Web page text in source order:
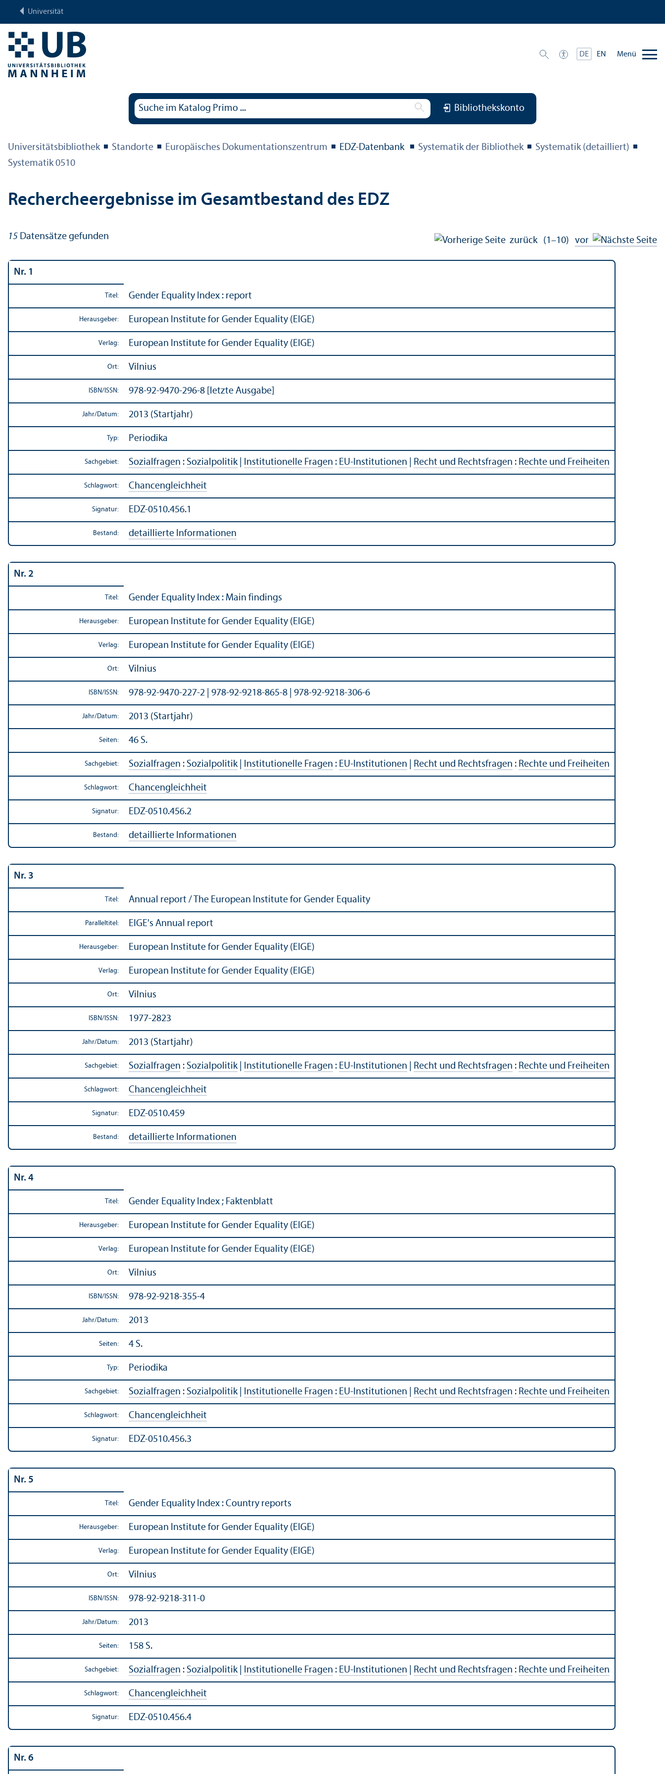
Universität
DE EN Menü
Bibliothekskonto
Universitäts­bibliothek Standorte Europäisches Dokumentations­zentrum EDZ-Datenbank Systematik der Bibliothek
Systematik (detailliert)
Systematik 0510
Rechercheergebnisse im Gesamtbestand des EDZ
15 Datensätze gefunden zurück (1–10) vor
Nr. 1
Titel: Gender Equality Index : report
Herausgeber: European Institute for Gender Equality (EIGE)
Verlag: European Institute for Gender Equality (EIGE)
Ort: Vilnius
ISBN/ ISSN: 978-92-9470-296-8 [letzte Ausgabe]
Jahr/Datum: 2013 (Startjahr)
Typ: Periodika
Sachgebiet: Sozialfragen : Sozialpolitik| Institutionelle Fragen : EU-Institutionen Recht und Rechts­fragen : Rechte und Freiheiten
Schlagwort: Chancen­gleich­heit
Signatur: EDZ-0510.456.1
Bestand: detaillierte Informationen
Nr. 2
Titel: Gender Equality Index : Main findings
Herausgeber: European Institute for Gender Equality (EIGE)
Verlag: European Institute for Gender Equality (EIGE)
Ort: Vilnius
ISBN/ ISSN: 978-92-9470-227-2 | 978-92-9218-865-8 | 978-92-9218-306-6
Jahr/Datum: 2013 (Startjahr)
Seiten: 46 S.
Sachgebiet: Sozialfragen : Sozialpolitik| Institutionelle Fragen : EU-Institutionen Recht und Rechts­fragen : Rechte und Freiheiten
Schlagwort: Chancen­gleich­heit
Signatur: EDZ-0510.456.2
Bestand: detaillierte Informationen
Nr. 3
Titel: Annual report / The European Institute for Gender Equality
Paralleltitel: EIGE's Annual report
Herausgeber: European Institute for Gender Equality (EIGE)
Verlag: European Institute for Gender Equality (EIGE)
Ort: Vilnius
ISBN/ ISSN: 1977-2823
Jahr/Datum: 2013 (Startjahr)
Sachgebiet: Sozialfragen : Sozialpolitik| Institutionelle Fragen : EU-Institutionen Recht und Rechts­fragen : Rechte und Freiheiten
Schlagwort: Chancen­gleich­heit
Signatur: EDZ-0510.459
Bestand: detaillierte Informationen
Nr. 4
Titel: Gender Equality Index ; Faktenblatt
Herausgeber: European Institute for Gender Equality (EIGE)
Verlag: European Institute for Gender Equality (EIGE)
Ort: Vilnius
ISBN/ ISSN: 978-92-9218-355-4
Jahr/Datum: 2013
Seiten: 4 S.
Typ: Periodika
Sachgebiet: Sozialfragen : Sozialpolitik| Institutionelle Fragen : EU-Institutionen Recht und Rechts­fragen : Rechte und Freiheiten
Schlagwort: Chancen­gleich­heit
Signatur: EDZ-0510.456.3
Nr. 5
Titel: Gender Equality Index : Country reports
Herausgeber: European Institute for Gender Equality (EIGE)
Verlag: European Institute for Gender Equality (EIGE)
Ort: Vilnius
ISBN/ ISSN: 978-92-9218-311-0
Jahr/Datum: 2013
Seiten: 158 S.
Sachgebiet: Sozialfragen : Sozialpolitik| Institutionelle Fragen : EU-Institutionen Recht und Rechts­fragen : Rechte und Freiheiten
Schlagwort: Chancen­gleich­heit
Signatur: EDZ-0510.456.4
Nr. 6